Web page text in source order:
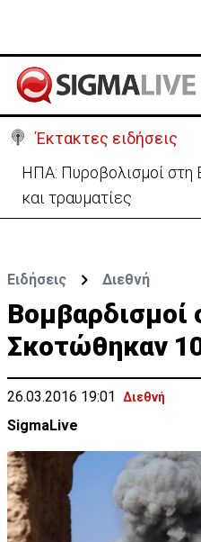
Έκτακτες ειδήσεις
ΗΠΑ: Πυροβολισμοί στη
και τραυματίες
Ειδήσεις Διεθνή
Βομβαρδισμοί
Σκοτώθηκαν
26.03.2016 19:01 Διεθνή
SigmaLive